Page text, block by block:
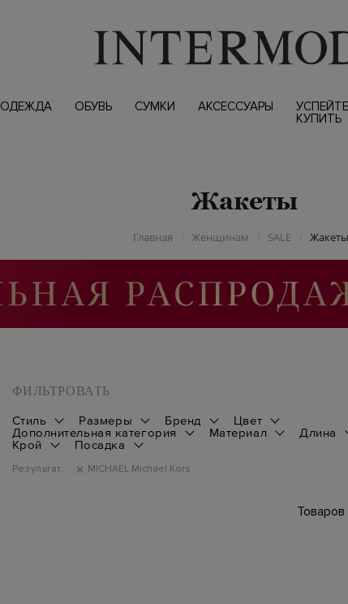
ОДЕЖДА ОБУВЬ СУМКИ АКСЕССУАРЫ
УСПЕЙТЕ
КУПИТЬ
Жакеты
Главная / Женщинам / SALE / Жакеты
ФИЛЬТРОВАТЬ
Стиль Размеры Бренд
Цвет
Дополнительная категория
Материал Длина
Крой
Посадка
Результат: MICHAEL Michael Kors